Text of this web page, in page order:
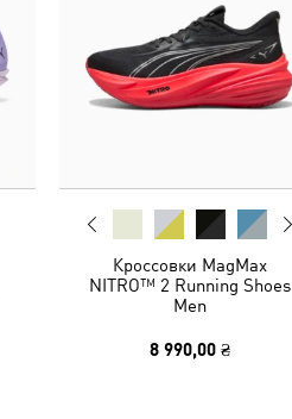
Кроссовки MagMax
NITRO™ 2 Running Shoes
Men
8 990,00 ₴